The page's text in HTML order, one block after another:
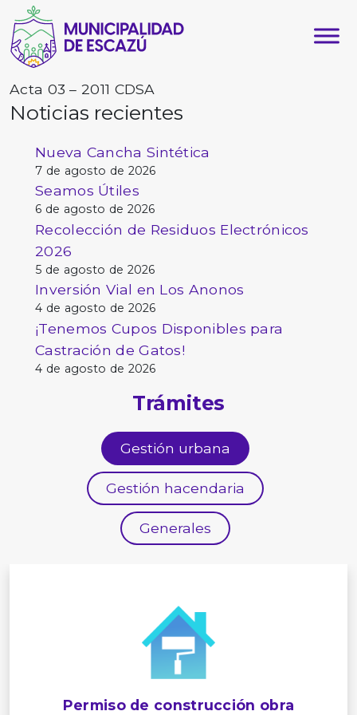
Acta 03 – 2011 CDSA
Noticias recientes
Nueva Cancha Sintética
7 de agosto de 2026
Seamos Útiles
6 de agosto de 2026
Recolección de Residuos Electrónicos
2026
5 de agosto de 2026
Inversión Vial en Los Anonos
4 de agosto de 2026
¡Tenemos Cupos Disponibles para
Castración de Gatos!
4 de agosto de 2026
Trámites
Gestión urbana
Gestión hacendaria
Generales
Permiso de construcción obra